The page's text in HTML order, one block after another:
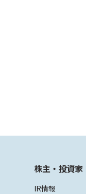
株主・投資家
IR情報